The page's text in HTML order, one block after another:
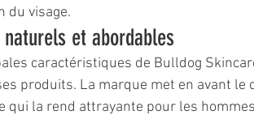
du visage.
et abordables
caractéristiques de Bulldog
produits. La marque met en avant le
qui la rend attrayante pour les